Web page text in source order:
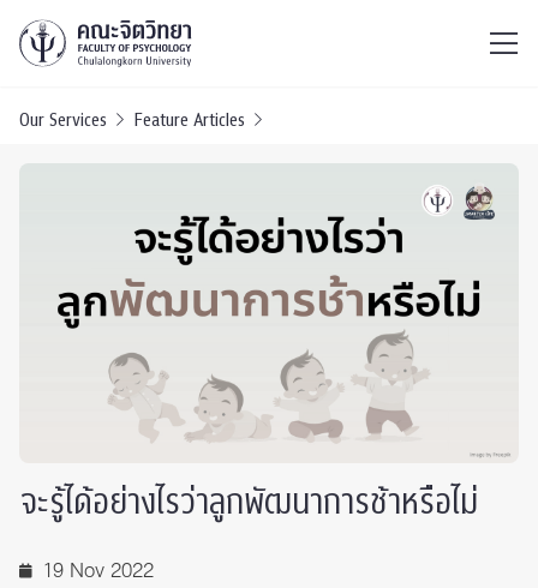
Our Services Feature Articles
จะรู้ได้อย่างไรว่าลูกพัฒนาการช้าหรือไม่
19 Nov 2022